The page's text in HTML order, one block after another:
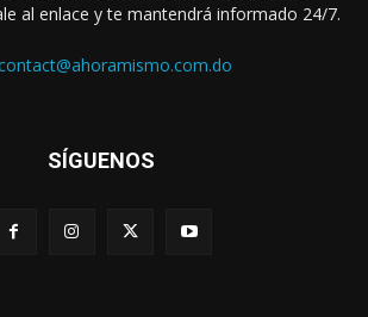
al enlace y te mantendrá informado 24/7.
SÍGUENOS